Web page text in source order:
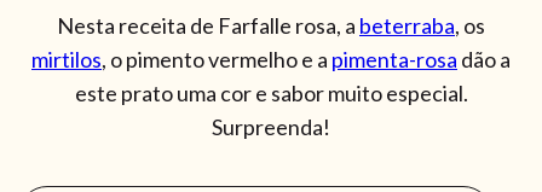
Nesta receita de Farfalle rosa, a beterraba, os
mirtilos, o pimento vermelho e a pimenta-rosa dão a
este prato uma cor e sabor muito especial.
Surpreenda!